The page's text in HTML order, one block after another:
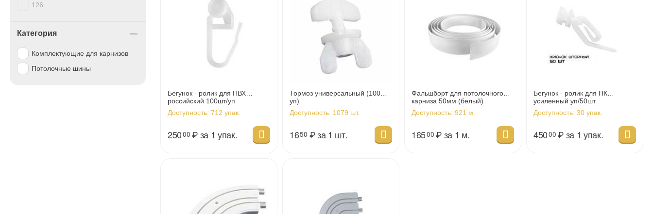
Бегунок - ролик для ПВХ
российский 100шт/уп
Доступность: 712 упак.
25000 ₽за 1 упак.
Тормоз универсальный (100шт/
уп)
Доступность: 1079 шт.
1650 ₽за 1 шт.
Фальшборт для потолочного
карниза 50мм (белый)
Доступность: 921 м.
16500 ₽за 1 м.
Бегунок - ролик для ПК
усиленный уп/50шт
Доступность: 30 упак.
45000 ₽за 1 упак.
126
Категория
Комплектующие для карнизов
Потолочные шины